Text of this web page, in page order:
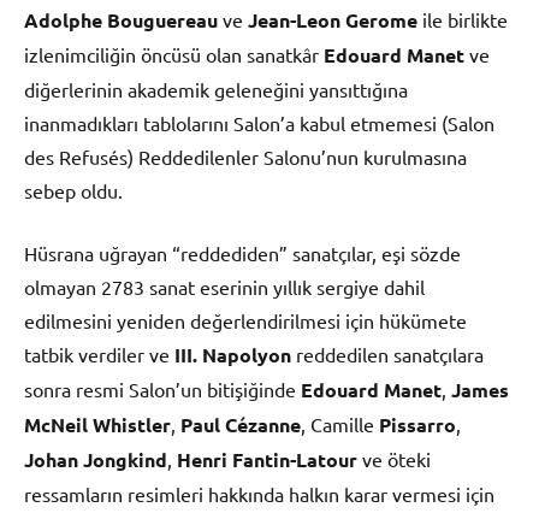
Adolphe Bouguereau ve Jean-Leon Gerome ile birlikte
izlenimciliğin öncüsü olan sanatkâr Edouard Manet ve
diğerlerinin akademik geleneğini yansıttığına
inanmadıkları tablolarını Salon’a kabul etmemesi (Salon
des Refusés) Reddedilenler Salonu’nun kurulmasına
sebep oldu.
Hüsrana uğrayan “reddediden” sanatçılar, eşi sözde
olmayan 2783 sanat eserinin yıllık sergiye dahil
edilmesini yeniden değerlendirilmesi için hükümete
tatbik verdiler ve III. Napolyon reddedilen sanatçılara
sonra resmi Salon’un bitişiğinde Edouard Manet James
McNeil Whistler Paul Cézanne , Camille Pissarro
Johan Jongkind Henri Fantin-Latour ve öteki
ressamların resimleri hakkında halkın karar vermesi için